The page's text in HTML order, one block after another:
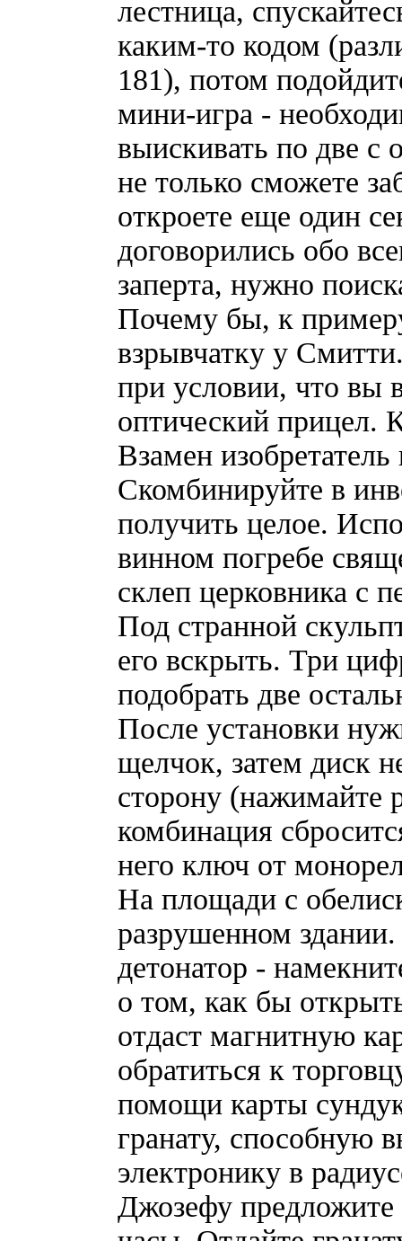
лестница,
каким-то кодом
181), потом
мини-игра -
выискивать по две с
не только сможете
откроете еще один
договорились обо
заперта, нужно
Почему бы, к
взрывчатку у
при условии, что вы
оптический прицел.
Взамен
Скомбинируйте в
получить целое.
винном погребе
склеп церковника с
Под странной
его вскрыть. Три
подобрать две
После установки
щелчок, затем диск
сторону (нажимайте
комбинация
него ключ от
На площади с
разрушенном
детонатор -
о том, как бы
отдаст магнитную
обратиться к
помощи карты
гранату, способную
электронику в
Джозефу предложите